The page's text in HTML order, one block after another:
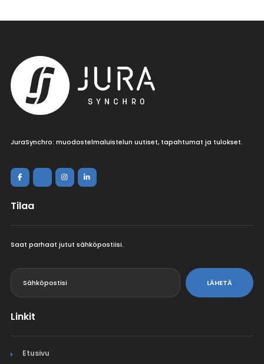
JuraSynchro: muodostelmaluistelun uutiset, tapahtumat ja tulokset.
Tilaa
Saat parhaat jutut sähköpostiisi.
LÄHETÄ
Linkit
Etusivu